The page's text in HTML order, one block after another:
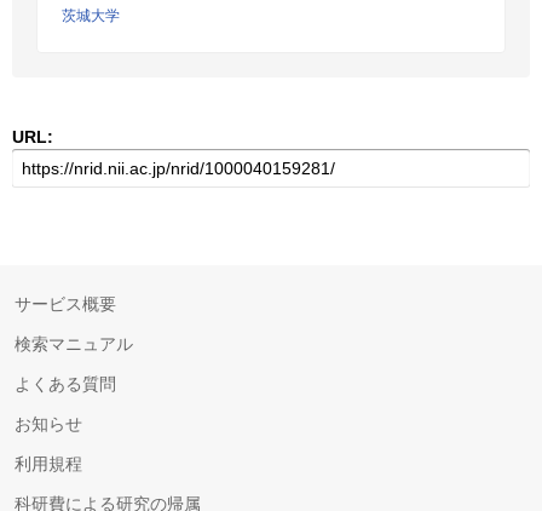
茨城大学
URL:
サービス概要
検索マニュアル
よくある質問
お知らせ
利用規程
科研費による研究の帰属